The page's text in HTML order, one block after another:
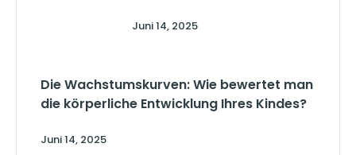
Juni 14, 2025
Die Wachstumskurven: Wie bewertet man
die körperliche Entwicklung Ihres Kindes?
Juni 14, 2025